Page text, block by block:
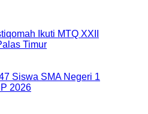
Ikuti MTQ XXII
Timur
Siswa SMA Negeri 1
2026